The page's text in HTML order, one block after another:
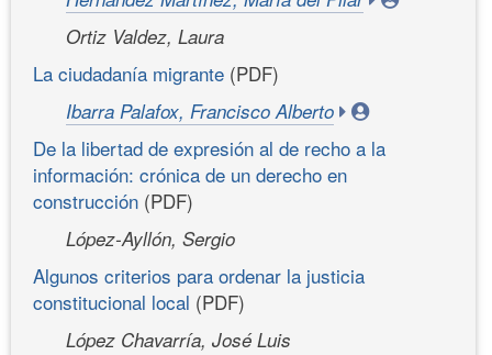
Ortiz Valdez, Laura
La ciudadanía migrante (PDF)
Ibarra Palafox, Francisco Alberto
De la libertad de expresión al de recho a la
información: crónica de un derecho en
construcción (PDF)
López-Ayllón, Sergio
Algunos criterios para ordenar la justicia
constitucional local (PDF)
López Chavarría, José Luis